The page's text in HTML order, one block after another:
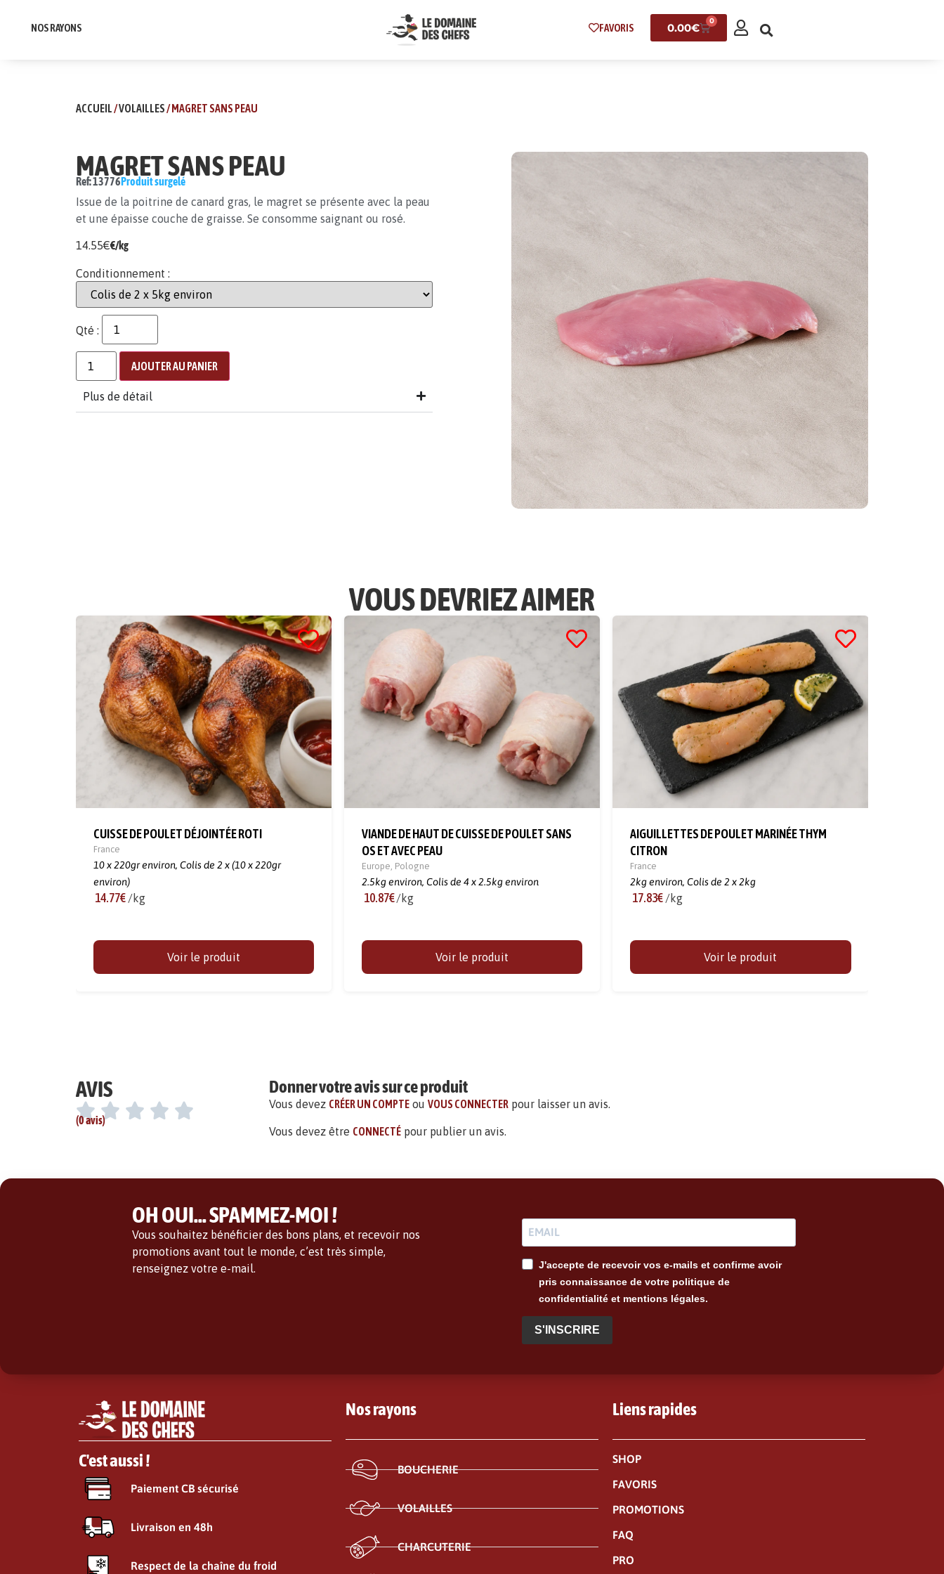
NOS RAYONS FAVORIS 0.00€
0
ACCUEIL/VOLAILLES/ MAGRET SANS PEAU
MAGRET SANS PEAU
Ref: 13776Produit surgelé
Issue de la poitrine de canard gras, le magret se présente avec la peau
et une épaisse couche de graisse. Se consomme saignant ou rosé.
14.55€€/kg
Conditionnement :
Qté :
AJOUTER AU PANIER
Plus de détail
VOUS DEVRIEZ AIMER
CUISSE DE POULET DÉJOINTÉE ROTI
France
10 x 220gr environ, Colis de 2 x (10 x 220gr
environ)
14.77€ /kg
Voir le produit
VIANDE DE HAUT DE CUISSE DE POULET SANS
OS ET AVEC PEAU
Europe, Pologne
2.5kg environ, Colis de 4 x 2.5kg environ
10.87€/kg
Voir le produit
AIGUILLETTES DE POULET MARINÉE THYM
CITRON
France
2kg environ, Colis de 2 x 2kg
17.83€ /kg
Voir le produit
AVIS
(0 avis)
Donner votre avis sur ce produit
Vous devez CRÉER UN COMPTEou VOUS CONNECTERpour laisser un avis.
Vous devez être CONNECTÉpour publier un avis.
OH OUI... SPAMMEZ-MOI !
Vous souhaitez bénéficier des bons plans, et recevoir nos
promotions avant tout le monde, c’est très simple,
renseignez votre e-mail.
J'accepte de recevoir vos e-mails et confirme avoir
pris connaissance de votre politique de
confidentialité et mentions légales.
S'INSCRIRE
C'est aussi !
Paiement CB sécurisé
Livraison en 48h
Respect de la chaîne du froid
Nos rayons
BOUCHERIE
VOLAILLES
CHARCUTERIE
Liens rapides
SHOP
FAVORIS
PROMOTIONS
FAQ
PRO